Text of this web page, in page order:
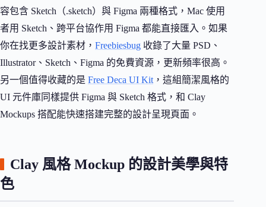
容包含 Sketch（.sketch）與 Figma 兩種格式，Mac 使用
者用 Sketch、跨平台協作用 Figma 都能直接匯入。如果
你在找更多設計素材， Freebiesbug 收錄了大量 PSD、
Illustrator、Sketch、Figma 的免費資源，更新頻率很高。
另一個值得收藏的是 Free Deca UI Kit，這組簡潔風格的
UI 元件庫同樣提供 Figma 與 Sketch 格式，和 Clay
Mockups 搭配能快速搭建完整的設計呈現頁面。
Clay 風格 Mockup 的設計美學與特
色